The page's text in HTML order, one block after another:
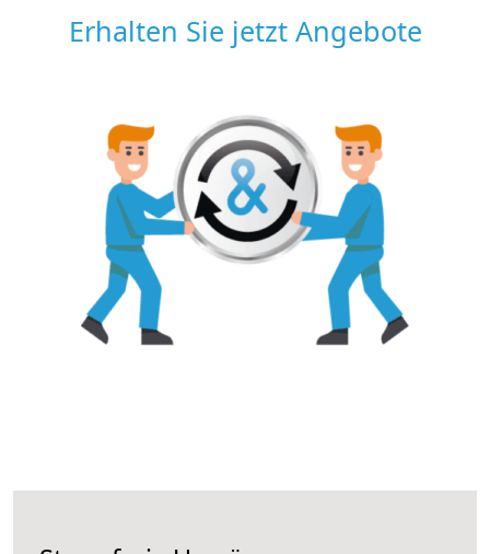
Erhalten Sie jetzt Angebote